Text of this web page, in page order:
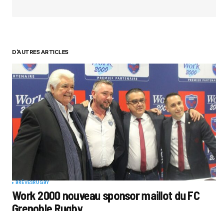
D'AUTRES ARTICLES
BRÈVESRUGBY
Work 2000 nouveau sponsor maillot du FC